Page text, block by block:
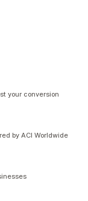
your conversion
by ACI Worldwide